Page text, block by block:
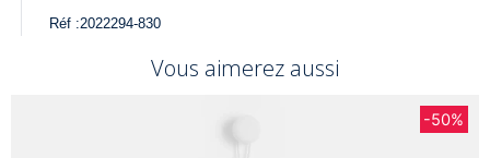
Réf :2022294-830
Vous aimerez aussi
-50%